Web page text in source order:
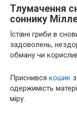
Тлумачення
соннику
Їстівні гриби в
задоволень,
обману чи
Приснився кошик
одержимість
міру.